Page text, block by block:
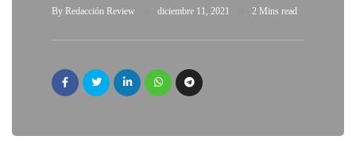
By Redacción Review diciembre 11, 2021 2 Mins read